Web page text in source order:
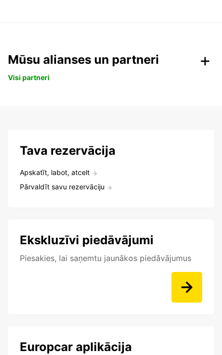
Mūsu alianses un partneri
Visi partneri
Tava rezervācija
Apskatīt, labot, atcelt
Pārvaldīt savu rezervāciju
Ekskluzīvi piedāvājumi
Piesakies, lai saņemtu jaunākos piedāvājumus
Europcar aplikācija